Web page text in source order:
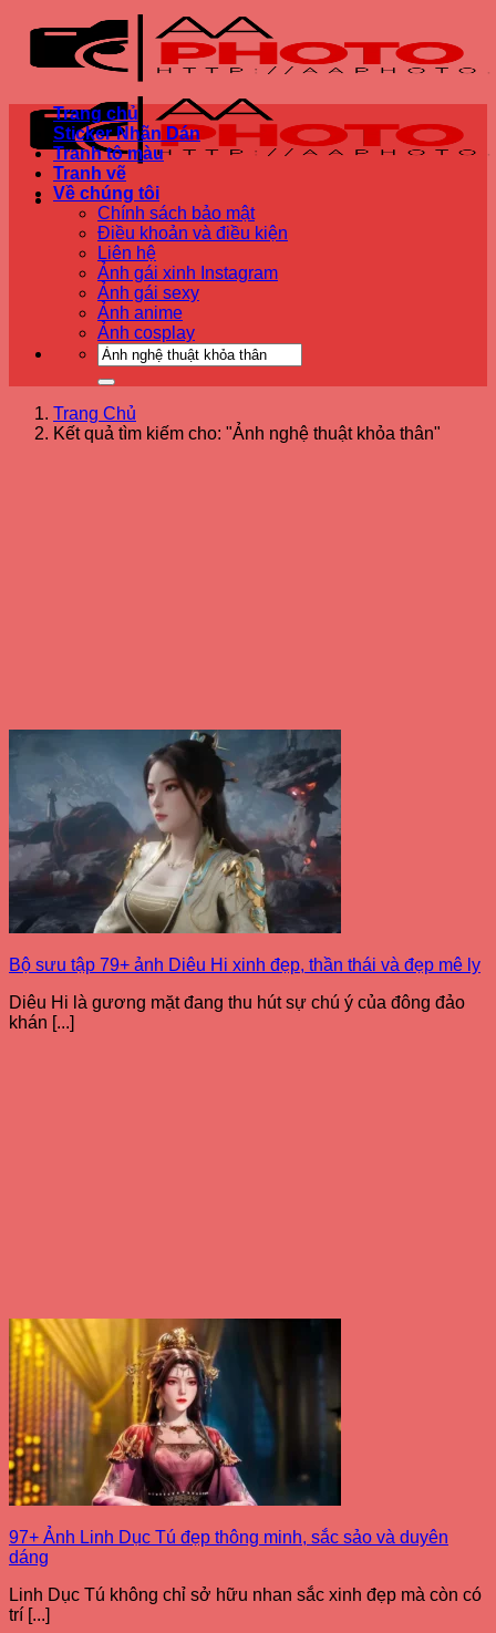
qua
Trang chủ
Sticker Nhãn Dán
Tranh tô màu
Tranh vẽ
Về chúng tôi
Chính sách bảo mật
Điều khoản và điều kiện
Liên hệ
Ảnh gái xinh Instagram
Ảnh gái sexy
Ảnh anime
Ảnh cosplay
Trang Chủ
Kết quả tìm kiếm cho: "Ảnh nghệ thuật khỏa thân"
Bộ sưu tập 79+ ảnh Diêu Hi xinh đẹp, thần thái và đẹp mê ly
Diêu Hi là gương mặt đang thu hút sự chú ý của đông đảo
khán [...]
97+ Ảnh Linh Dục Tú đẹp thông minh, sắc sảo và duyên
dáng
Linh Dục Tú không chỉ sở hữu nhan sắc xinh đẹp mà còn có
trí [...]